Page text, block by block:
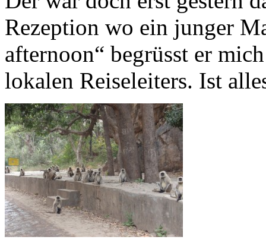
Rezeption wo ein junger
afternoon“ begrüsst er
lokalen Reiseleiters. Ist